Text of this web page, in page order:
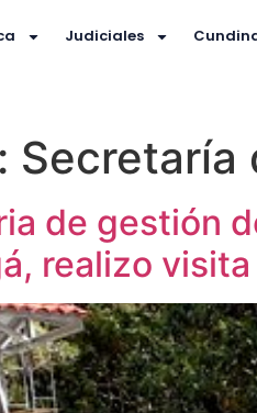
Judiciales
Secretaría
de gestión
realizo